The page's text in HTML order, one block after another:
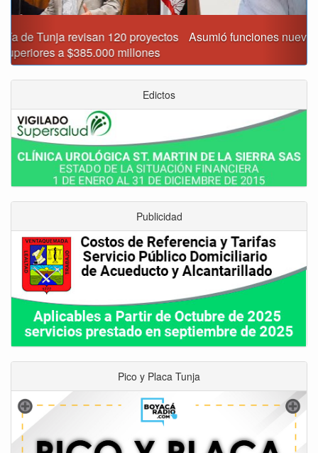
Asumió funciones nuevo secretario de Medio Ambiente de
Tunja
Edictos
Publicidad
Pico y Placa Tunja